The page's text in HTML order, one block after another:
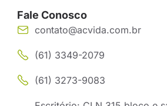
Fale Conosco
contato@acvida.com.br
(61) 3349-2079
(61) 3273-9083